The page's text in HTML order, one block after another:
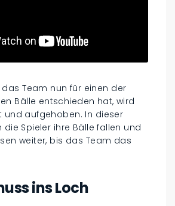
Team nun für einen der
Bälle entschieden hat, wird
und aufgehoben. In dieser
die Spieler ihre Bälle fallen und
weiter, bis das Team das
ins Loch